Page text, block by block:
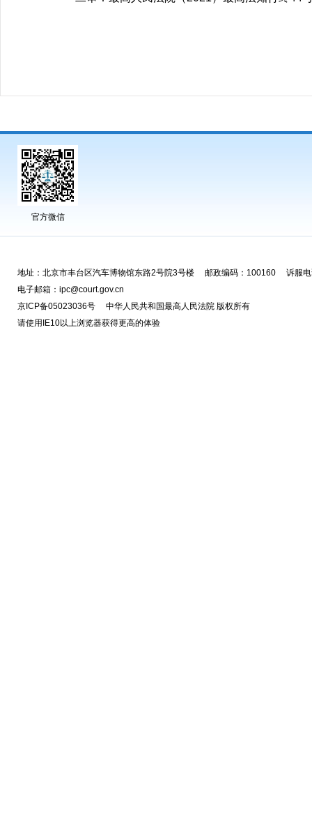
官方微信
地址：北京市丰台区汽车博物馆东路2号院3号楼 邮政编码：100160 诉服
电子邮箱：ipc@court.gov.cn
京ICP备05023036号 中华人民共和国最高人民法院 版权所有
请使用IE10以上浏览器获得更高的体验